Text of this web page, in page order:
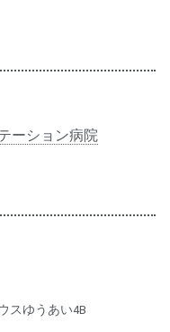
ーション病院
スゆうあい4B